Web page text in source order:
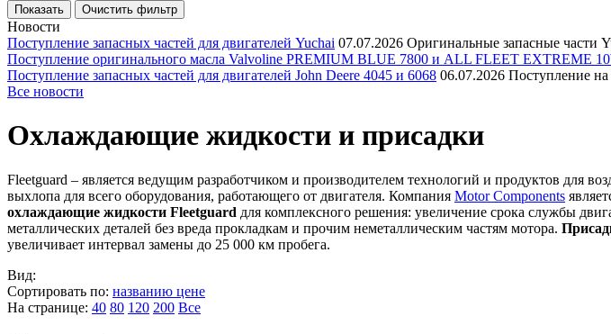
Новости
Поступление запасных частей для двигателей Yuchai 07.07.2026 Оригинальные запасные части
Поступление оригинального масла Valvoline PREMIUM BLUE 7800 и ALL FLEET EXTREME
Поступление запасных частей для двигателей John Deere 4045 и 6068 06.07.2026 Поступление на
Все новости
Охлаждающие жидкости и присадки
Fleetguard – является ведущим разработчиком и производителем технологий и продуктов для
выхлопа для всего оборудования, работающего от двигателя. Компания Motor Components
охлаждающие жидкости Fleetguard для комплексного решения: увеличение срока службы
металлических деталей без вреда прокладкам и прочим неметаллическим частям мотора.
увеличивает интервал замены до 25 000 км пробега.
Вид:
Сортировать по: названию цене
На странице: 40 80 120 200 Все